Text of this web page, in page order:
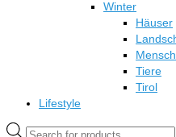
Winter
Häuser
Tiere
Tirol
Lifestyle
Products